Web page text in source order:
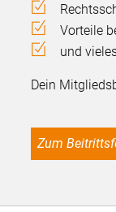
Vorteile
und
Dein
Zum